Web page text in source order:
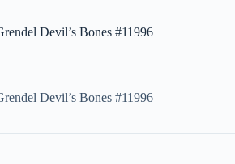
Devil’s Bones #11996
Devil’s Bones #11996